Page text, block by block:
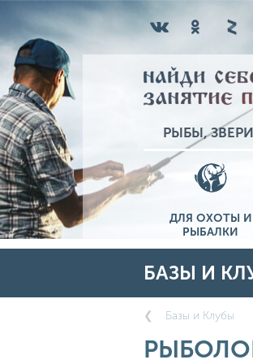
РЫБЫ,
ДЛЯ ОХОТЫ И
РЫБАЛКИ
БАЗЫ И
Базы и Клубы